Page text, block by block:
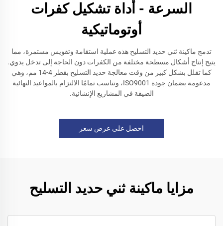
السرعة - أداة تشكيل كفرات
أوتوماتيكية
تدمج ماكينة ثني حديد التسليح هذه عملية استقامة وتقويس مستمرة، مما
يتيح إنتاج أشكال مسطحة مختلفة من الكفرات دون الحاجة إلى تدخل يدوي.
كما تقلل بشكل كبير من وقت معالجة حديد التسليح بقطر 4-14 مم، وهي
مدعومة بضمان جودة ISO9001، وتناسب تمامًا الالتزام بالمواعيد النهائية
الضيقة في المشاريع الإنشائية.
احصل على عرض سعر
مزايا ماكينة ثني حديد التسليح